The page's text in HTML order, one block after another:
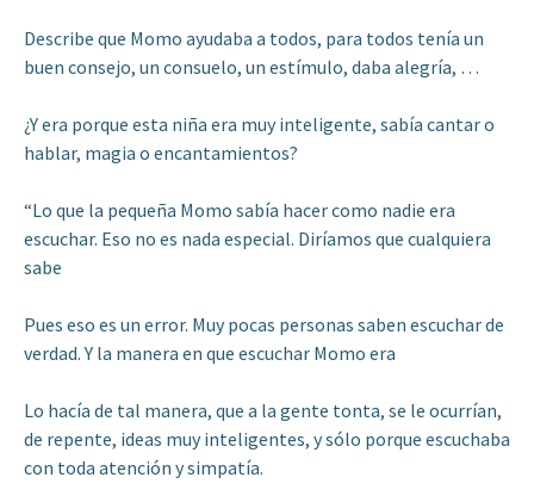
Describe que Momo ayudaba a todos, para todos tenía un
buen consejo, un consuelo, un estímulo, daba alegría, …
¿Y era porque esta niña era muy inteligente, sabía cantar o
hablar, magia o encantamientos?
“Lo que la pequeña Momo sabía hacer como nadie era
escuchar. Eso no es nada especial. Diríamos que cualquiera
sabe
Pues eso es un error. Muy pocas personas saben escuchar de
verdad. Y la manera en que escuchar Momo era
Lo hacía de tal manera, que a la gente tonta, se le ocurrían,
de repente, ideas muy inteligentes, y sólo porque escuchaba
con toda atención y simpatía.